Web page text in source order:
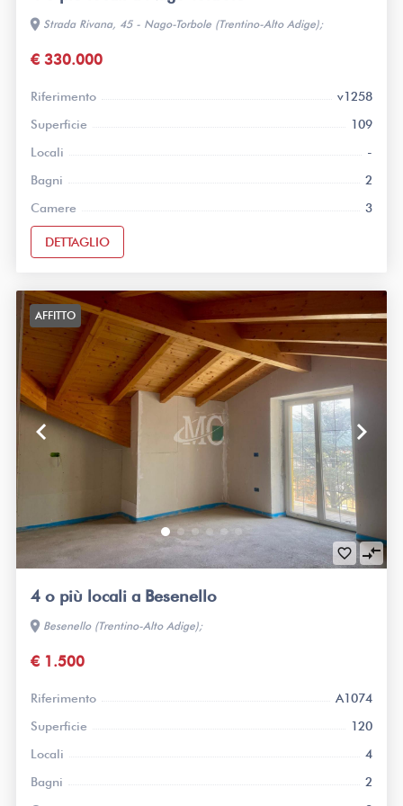
location_on Strada Rivana, 45 - Nago-Torbole (Trentino-Alto Adige);
€ 330.000
Riferimento
v1258
Superficie
109
Locali
-
Bagni
2
Camere
3
DETTAGLIO
AFFITTO
keyboard_arrow_left keyboard_arrow_right
favorite_border compare_arrows
4 o più locali a Besenello
location_on Besenello (Trentino-Alto Adige);
€ 1.500
Riferimento
A1074
Superficie
120
Locali
4
Bagni
2